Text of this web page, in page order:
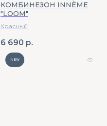
КОМБИНЕЗОН INNÈME
"LOOM"
Красный
6 690 р.
NEW